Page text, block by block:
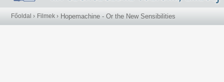
Főoldal › Filmek › Hopemachine - Or the New Sensibilities